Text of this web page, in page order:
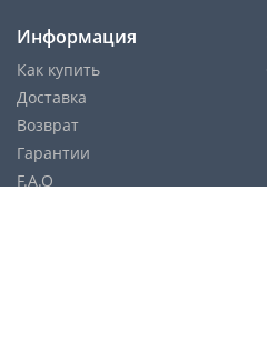
Информация
Как купить
Доставка
Возврат
Гарантии
F.A.Q